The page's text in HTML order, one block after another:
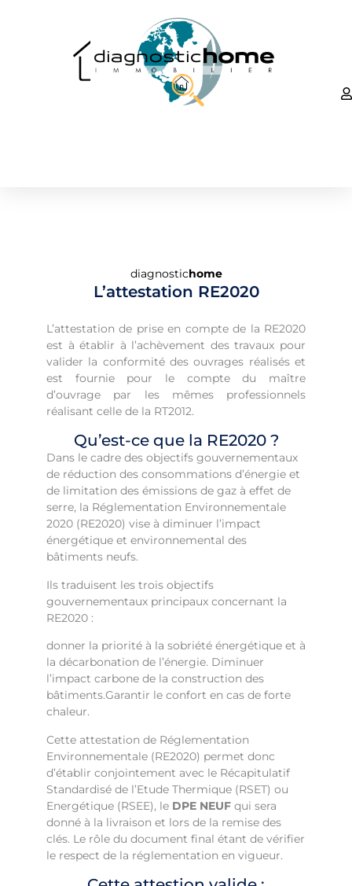
diagnostichome
L’attestation RE2020
L’attestation de prise en compte de la RE2020
est à établir à l’achèvement des travaux pour
valider la conformité des ouvrages réalisés et
est fournie pour le compte du maître
d’ouvrage par les mêmes professionnels
réalisant celle de la RT2012.
Qu’est-ce que la RE2020 ?
Dans le cadre des objectifs gouvernementaux
de réduction des consommations d’énergie et
de limitation des émissions de gaz à effet de
serre, la Réglementation Environnementale
2020 (RE2020) vise à diminuer l’impact
énergétique et environnemental des
bâtiments neufs.
Ils traduisent les trois objectifs
gouvernementaux principaux concernant la
RE2020 :
donner la priorité à la sobriété énergétique et à
la décarbonation de l’énergie. Diminuer
l’impact carbone de la construction des
bâtiments.Garantir le confort en cas de forte
chaleur.
Cette attestation de Réglementation
Environnementale (RE2020) permet donc
d’établir conjointement avec le Récapitulatif
Standardisé de l’Etude Thermique (RSET) ou
Energétique (RSEE), le DPE NEUF qui sera
donné à la livraison et lors de la remise des
clés. Le rôle du document final étant de vérifier
le respect de la réglementation en vigueur.